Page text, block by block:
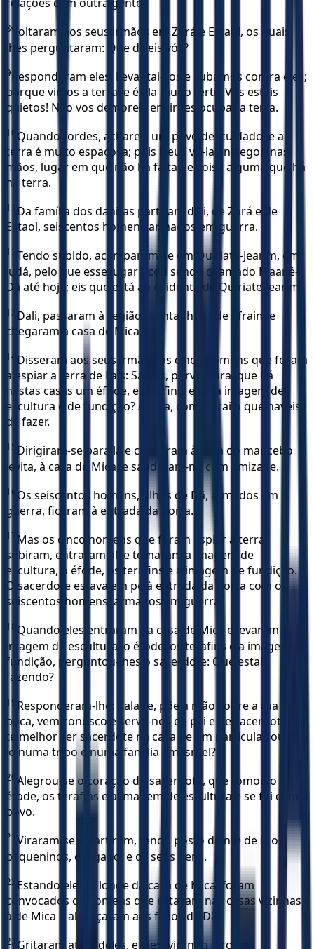
8Voltaram aos seus irmãos em Zorá e Estaol, os quais
lhes perguntaram: Que dizeis vós?
9
Responderam eles: Levantai-vos e subamos contra eles;
porque vimos a terra, e é ela muito fértil. Vós estais
quietos! Não vos demoreis em irdes ocupar a terra.
10 Quando fordes, achareis um povo descuidado, e a
terra é muito espaçosa; pois Deus vo-la entregou nas
mãos, lugar em que não há falta de coisa alguma que há
na terra.
11
Da família dos danitas partiram dali, de Zorá e de
Estaol, seiscentos homens armados em guerra.
12 Tendo subido, acamparam-se em Quiriate-Jearim, em
Judá, pelo que esse lugar ficou sendo chamado Maané-
Dã até hoje; eis que está ao ocidente de Quiriate-Jearim.
13 Dali, passaram à região montanhosa de Efraim e
chegaram à casa de Mica.
14 Disseram aos seus irmãos os cinco homens que foram
a espiar a terra de Laís: Sabeis, porventura, que há
nestas casas um éfode, e terafins, e uma imagem de
escultura e de fundição? Agora, considerai o que haveis
de fazer.
15 Dirigiram-se para lá e chegaram à casa do mancebo
levita, à casa de Mica, e saudaram-no com amizade.
16 Os seiscentos homens, filhos de Dã, armados em
guerra, ficaram à entrada da porta.
17 Mas os cinco homens que foram espiar a terra
subiram, entraram ali e tomaram a imagem de
escultura, o éfode, os terafins e a imagem de fundição.
O sacerdote estava em pé à entrada da porta com os
seiscentos homens, armados em guerra.
18 Quando eles entraram na casa de Mica e levaram a
imagem de escultura, o éfode, os terafins e a imagem de
fundição, perguntou-lhes o sacerdote: Que estais
fazendo?
19 Responderam-lhe: Cala-te, põe a mão sobre a tua
boca, vem conosco e serve-nos de pai e de sacerdote. É-
te melhor ser sacerdote na casa de um particular, ou sê-
lo numa tribo e numa família em Israel?
20 Alegrou-se o coração do sacerdote, que tomou o
éfode, os terafins e a imagem de escultura e se foi com o
povo.
21
Viraram-se e partiram, tendo posto diante de si os
pequeninos, e o gado, e os seus bens.
22 Estando eles já longe da casa de Mica, foram
convocados os homens que estavam nas casas vizinhas
à de Mica e alcançaram aos filhos de Dã.
23 Gritaram atrás deles, e eles, virando o rosto,